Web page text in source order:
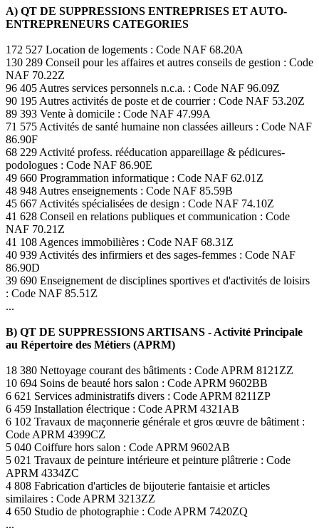
A) QT DE SUPPRESSIONS ENTREPRISES ET AUTO-
ENTREPRENEURS CATEGORIES
172 527 Location de logements : Code NAF 68.20A
130 289 Conseil pour les affaires et autres conseils de gestion : Code
NAF 70.22Z
96 405 Autres services personnels n.c.a. : Code NAF 96.09Z
90 195 Autres activités de poste et de courrier : Code NAF 53.20Z
89 393 Vente à domicile : Code NAF 47.99A
71 575 Activités de santé humaine non classées ailleurs : Code NAF
86.90F
68 229 Activité profess. rééducation appareillage & pédicures-
podologues : Code NAF 86.90E
49 660 Programmation informatique : Code NAF 62.01Z
48 948 Autres enseignements : Code NAF 85.59B
45 667 Activités spécialisées de design : Code NAF 74.10Z
41 628 Conseil en relations publiques et communication : Code
NAF 70.21Z
41 108 Agences immobilières : Code NAF 68.31Z
40 939 Activités des infirmiers et des sages-femmes : Code NAF
86.90D
39 690 Enseignement de disciplines sportives et d'activités de loisirs
: Code NAF 85.51Z
...
B) QT DE SUPPRESSIONS ARTISANS - Activité Principale
au Répertoire des Métiers (APRM)
18 380 Nettoyage courant des bâtiments : Code APRM 8121ZZ
10 694 Soins de beauté hors salon : Code APRM 9602BB
6 621 Services administratifs divers : Code APRM 8211ZP
6 459 Installation électrique : Code APRM 4321AB
6 102 Travaux de maçonnerie générale et gros œuvre de bâtiment :
Code APRM 4399CZ
5 040 Coiffure hors salon : Code APRM 9602AB
5 021 Travaux de peinture intérieure et peinture plâtrerie : Code
APRM 4334ZC
4 808 Fabrication d'articles de bijouterie fantaisie et articles
similaires : Code APRM 3213ZZ
4 650 Studio de photographie : Code APRM 7420ZQ
...